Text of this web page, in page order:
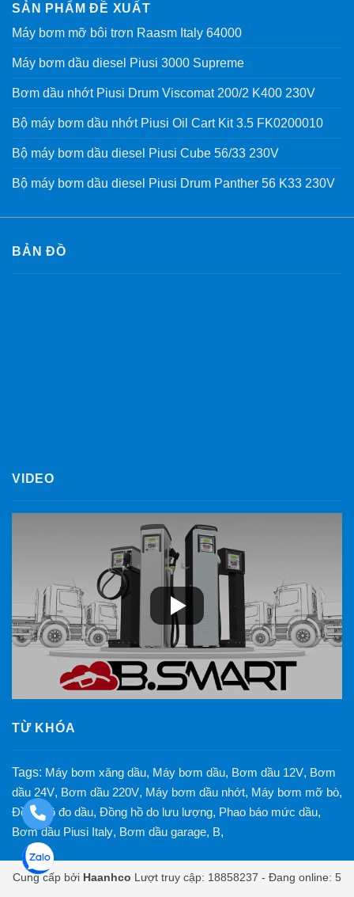
SẢN PHẨM ĐỀ XUẤT
Máy bơm mỡ bôi trơn Raasm Italy 64000
Máy bơm dầu diesel Piusi 3000 Supreme
Bơm dầu nhớt Piusi Drum Viscomat 200/2 K400 230V
Bộ máy bơm dầu nhớt Piusi Oil Cart Kit 3.5 FK0200010
Bộ máy bơm dầu diesel Piusi Cube 56/33 230V
Bộ máy bơm dầu diesel Piusi Drum Panther 56 K33 230V
BẢN ĐỒ
VIDEO
TỪ KHÓA
Tags: Máy bơm xăng dầu, Máy bơm dầu, Bơm dầu 12V, Bơm
dầu 24V, Bơm dầu 220V, Máy bơm dầu nhớt, Máy bơm mỡ bò,
Đồng hồ đo dầu, Đồng hồ do lưu lượng, Phao báo mức dầu,
Bơm dầu Piusi Italy, Bơm dầu garage, B,
Cung cấp bởi Haanhco Lượt truy cập: 18858237 - Đang online: 5